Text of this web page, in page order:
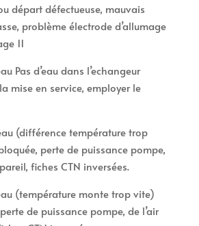
départ défectueuse, mauvais
problème électrode d’allumage
11
Pas d’eau dans l’echangeur
mise en service, employer le
(différence température trop
perte de puissance pompe,
fiches CTN inversées.
(température monte trop vite)
de puissance pompe, de l’air